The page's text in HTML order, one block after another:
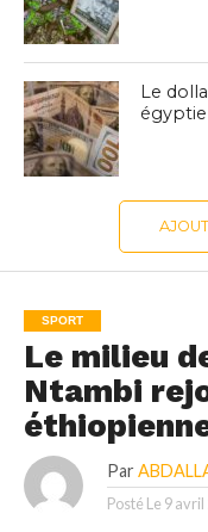
Le
SPORT
Le milieu
Ntambi
Par
Posté Le 9 avril